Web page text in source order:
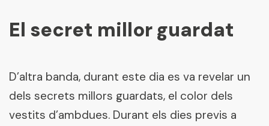
El secret millor guardat
D’altra banda, durant este dia es va revelar un
dels secrets millors guardats, el color dels
vestits d’ambdues. Durant els dies previs a